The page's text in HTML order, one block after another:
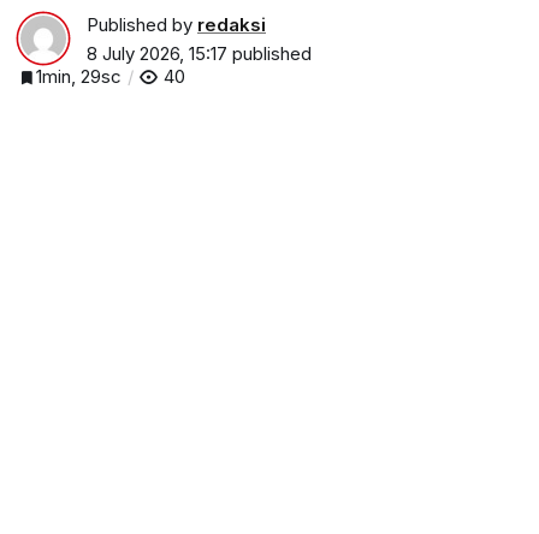
Published by redaksi
8 July 2026, 15:17 published
1min, 29sc
40